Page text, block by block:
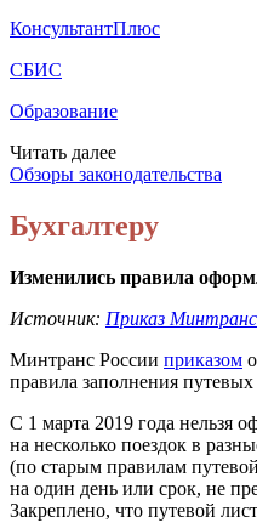
КонсультантПлюс
СБИС
Образование
Читать далее
Обзоры законодательства
Бухгалтеру
Изменились правила
Источник: Приказ
Минтранс России приказом
правила заполнения путевых
С 1 марта 2019 года нельзя
на несколько поездок в
(по старым правилам
на один день или срок, не
Закреплено, что путевой